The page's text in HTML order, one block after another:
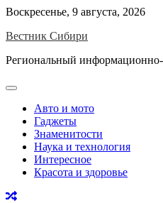
Skip
content
Воскресенье, 9 августа, 2026
Вестник Сибири
Региональный
Авто и мото
Гаджеты
Знаменитости
Наука и технология
Интересное
Красота и здоровье